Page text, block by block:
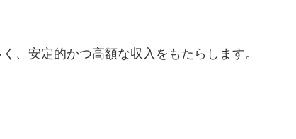
、安定的かつ高額な収入をもたらします。